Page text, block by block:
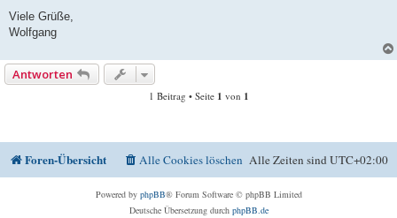
Viele Grüße,
Wolfgang
Antworten
1 Beitrag • Seite 1 von 1
Foren-Übersicht Alle Zeiten sindUTC+02:00
Alle Cookies löschen
Powered by phpBB® Forum Software © phpBB Limited
Deutsche Übersetzung durch phpBB.de